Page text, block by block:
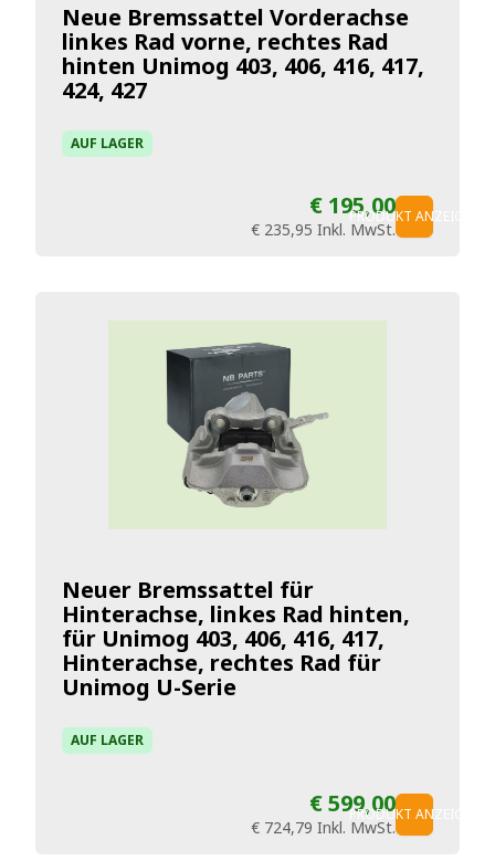
Neue Bremssattel Vorderachse
linkes Rad vorne, rechtes Rad
hinten Unimog 403, 406, 416, 417,
424, 427
AUF LAGER
€ 195,00
€ 235,95 Inkl. MwSt.
PRODUKT ANZEIGEN
Neuer Bremssattel für
Hinterachse, linkes Rad hinten,
für Unimog 403, 406, 416, 417,
Hinterachse, rechtes Rad für
Unimog U-Serie
AUF LAGER
€ 599,00
€ 724,79 Inkl. MwSt.
PRODUKT ANZEIGEN